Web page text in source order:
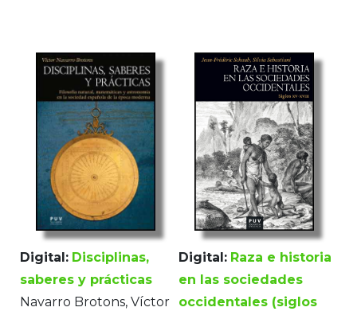
Digital: Disciplinas,
saberes y prácticas
Navarro Brotons, Víctor
Digital: Raza e historia
en las sociedades
occidentales (siglos